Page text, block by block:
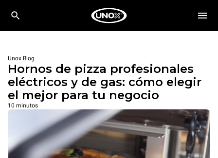
Unox Blog
Hornos de pizza profesionales
eléctricos y de gas: cómo elegir
el mejor para tu negocio
10 minutos